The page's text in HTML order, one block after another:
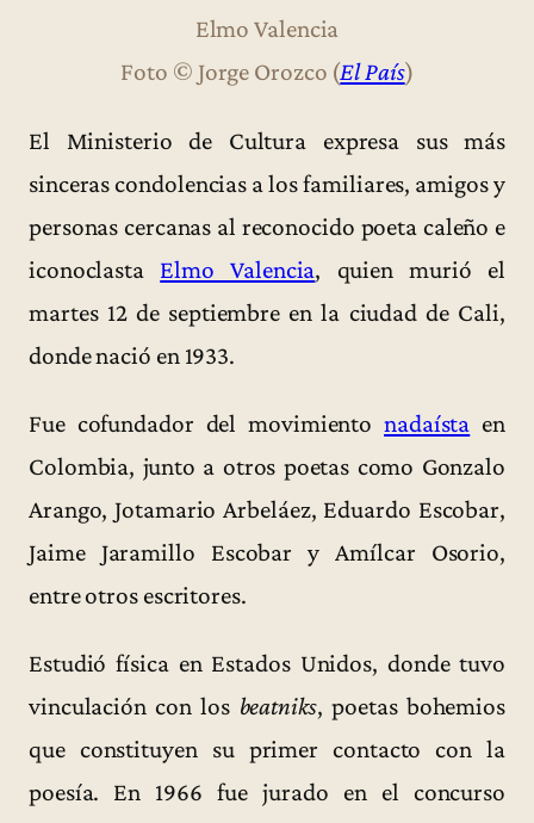
Elmo Valencia
Foto © Jorge Orozco (El País)
El Ministerio de Cultura expresa sus más
sinceras condolencias a los familiares, amigos y
personas cercanas al reconocido poeta caleño e
iconoclasta Elmo Valencia, quien murió el
martes 12 de septiembre en la ciudad de Cali,
donde nació en 1933.
Fue cofundador del movimientonadaísta en
Colombia, junto a otros poetas como Gonzalo
Arango, Jotamario Arbeláez, Eduardo Escobar,
Jaime Jaramillo Escobar y Amílcar Osorio,
entre otros escritores.
Estudió física en Estados Unidos, donde tuvo
vinculación con los beatniks, poetas bohemios
que constituyen su primer contacto con la
poesía. En 1966 fue jurado en el concurso